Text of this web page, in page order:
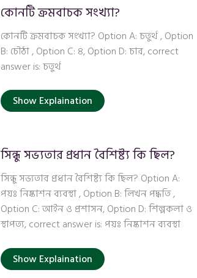
কোনটি ক্রমবাচক সংখ্যা?
কোনটি ক্রমবাচক সংখ্যা? Option A: চতুর্থ , Option
B: চৌঠা , Option C: ৪, Option D: চার, correct
answer is: চতুর্থ
Show Explaination
সিন্ধু সভ্যতার প্রধান বৈশিষ্ট্য কি ছিল?
সিন্ধু সভ্যতার প্রধান বৈশিষ্ট্য কি ছিল? Option A:
পয়ঃ নিষ্কাশন ব্যবস্থা , Option B: লিখন পদ্ধতি ,
Option C: আইন ও প্রশাসন, Option D: শিল্পকলা ও
স্থাপত্য, correct answer is: পয়ঃ নিষ্কাশন ব্যবস্থা
Show Explaination